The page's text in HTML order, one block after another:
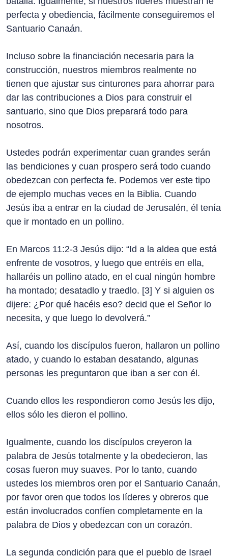
perfecta y obediencia, fácilmente conseguiremos el
Santuario Canaán.
Incluso sobre la financiación necesaria para la
construcción, nuestros miembros realmente no
tienen que ajustar sus cinturones para ahorrar para
dar las contribuciones a Dios para construir el
santuario, sino que Dios preparará todo para
nosotros.
Ustedes podrán experimentar cuan grandes serán
las bendiciones y cuan prospero será todo cuando
obedezcan con perfecta fe. Podemos ver este tipo
de ejemplo muchas veces en la Biblia. Cuando
Jesús iba a entrar en la ciudad de Jerusalén, él tenía
que ir montado en un pollino.
En Marcos 11:2-3 Jesús dijo: “Id a la aldea que está
enfrente de vosotros, y luego que entréis en ella,
hallaréis un pollino atado, en el cual ningún hombre
ha montado; desatadlo y traedlo. [3] Y si alguien os
dijere: ¿Por qué hacéis eso? decid que el Señor lo
necesita, y que luego lo devolverá.”
Así, cuando los discípulos fueron, hallaron un pollino
atado, y cuando lo estaban desatando, algunas
personas les preguntaron que iban a ser con él.
Cuando ellos les respondieron como Jesús les dijo,
ellos sólo les dieron el pollino.
Igualmente, cuando los discípulos creyeron la
palabra de Jesús totalmente y la obedecieron, las
cosas fueron muy suaves. Por lo tanto, cuando
ustedes los miembros oren por el Santuario Canaán,
por favor oren que todos los líderes y obreros que
están involucrados confíen completamente en la
palabra de Dios y obedezcan con un corazón.
La segunda condición para que el pueblo de Israel